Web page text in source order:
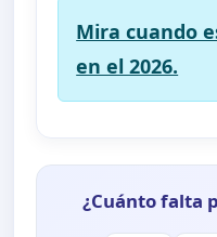
Mira cuando
en el 2026.
¿Cuánto falta